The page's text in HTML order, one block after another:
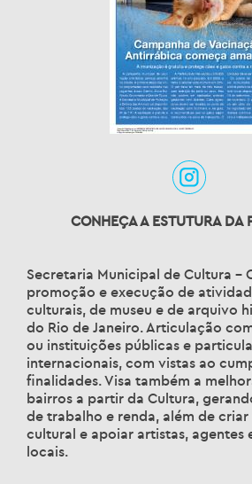
CONHEÇA A ESTUTURA DA
Secretaria Municipal de Cultura –
promoção e execução de
culturais, de museu e de arquivo
do Rio de Janeiro. Articulação
ou instituições públicas e
internacionais, com vistas ao
finalidades. Visa também a
bairros a partir da Cultura,
de trabalho e renda, além de
cultural e apoiar artistas, agentes
locais.